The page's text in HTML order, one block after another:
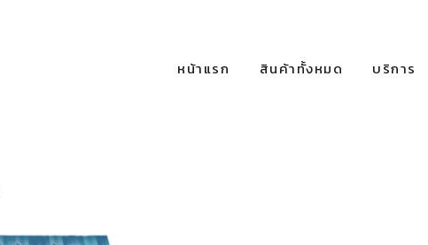
หน้าแรก สินค้าทั้งหมด บริการ